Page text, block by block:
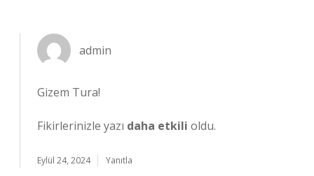
admin
Gizem Tura!
Fikirlerinizle yazı daha etkili oldu.
Eylül 24, 2024 Yanıtla